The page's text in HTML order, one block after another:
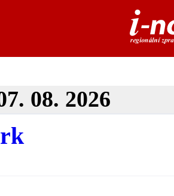
08. 2026